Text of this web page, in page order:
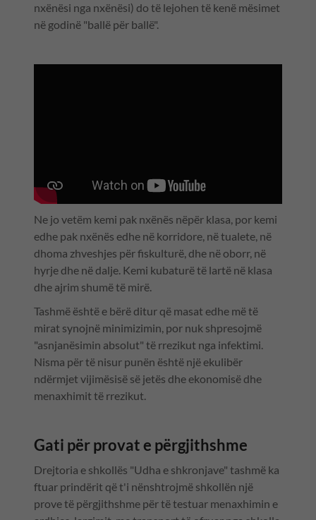
nxënësi nga nxënësi) do të lejohen të kenë mësimet
në godinë "ballë për ballë".
Ne jo vetëm kemi pak nxënës nëpër klasa, por kemi
edhe pak nxënës edhe në korridore, në tualete, në
dhoma zhveshjes për fiskulturë, dhe në oborr, në
hyrje dhe në dalje. Kemi kubaturë të lartë në klasa
dhe ajrim shumë të mirë.
Tashmë është e bërë ditur që masat edhe më të
mirat synojnë minimizimin, por nuk shpresojmë
"asnjanësimin absolut" të rrezikut nga infektimi.
Nisma për të nisur punën është një ekulibër
ndërmjet vijimësisë së jetës dhe ekonomisë dhe
menaxhimit të rrezikut.
Gati për provat e përgjithshme
Drejtoria e shkollës "Udha e shkronjave" tashmë ka
ftuar prindërit që t'i nënshtrojmë shkollën një
prove të përgjithshme për të testuar menaxhimin e